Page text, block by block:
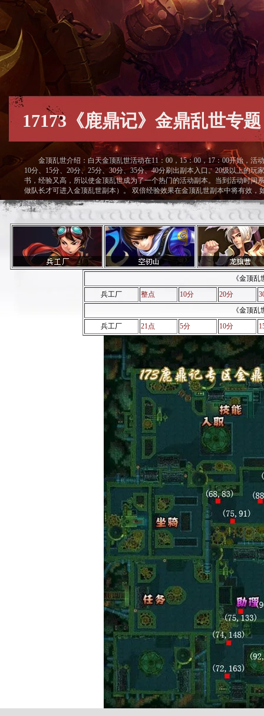
17173《鹿鼎记》金鼎乱世专题
金顶乱世介绍：白天金顶乱世活动在11：00，15：00，17：00开始，
10分、15分、20分、25分、30分、35分、40分刷出副本入口。20级以上的
书，经验又高，所以使金顶乱世成为了一个热门的活动副本。当到活动时
做队长才可进入金顶乱世副本）。 双倍经验效果在金顶乱世副本中将有效
《金顶
兵工厂
整点 10分 20分
《金顶
兵工厂
21点 5分 10分